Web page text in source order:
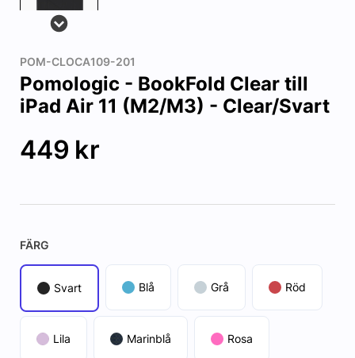
POM-CLOCA109-201
Pomologic - BookFold Clear till
iPad Air 11 (M2/M3) - Clear/Svart
449 kr
FÄRG
Svart Blå Grå Röd
Lila Marinblå Rosa